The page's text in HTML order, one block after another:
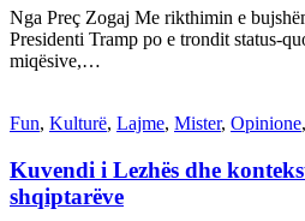
Nga Preç Zogaj Me rikthimin e
Presidenti Tramp po e trondit status-
miqësive,…
Fun, Kulturë, Lajme, Mister, Opinione,
Kuvendi i Lezhës dhe
shqiptarëve